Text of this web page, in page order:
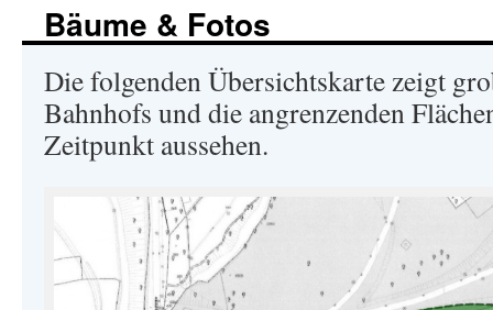
Bäume & Fotos
Die folgenden Übersichtskarte zeigt
Bahnhofs und die angrenzenden
Zeitpunkt aussehen.